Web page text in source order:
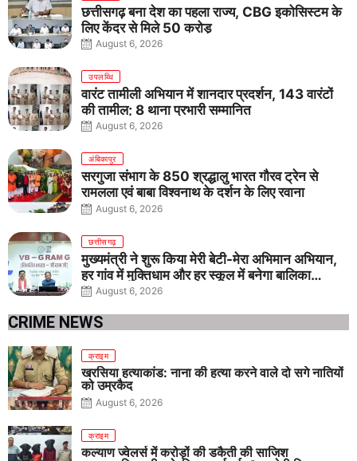
छत्तीसगढ़ बना देश का पहला राज्य, CBG इकोसिस्टम के
लिए केंद्र से मिले 50 करोड़
August 6, 2026
उपलब्धि
वारंट तामीली अभियान में शानदार प्रदर्शन, 143 वारंटों
की तामील; 8 थाना प्रभारी सम्मानित
August 6, 2026
अंबिकापुर
सरगुजा संभाग के 850 श्रद्धालु भारत गौरव ट्रेन से
रामलला एवं बाबा विश्वनाथ के दर्शन के लिए रवाना
August 6, 2026
छत्तीसगढ़
मुख्यमंत्री ने शुरू किया मेरी बेटी-मेरा अभिमान अभियान,
हर गांव में मुक्तिधाम और हर स्कूल में बनेगा बालिका
शौचालय
August 6, 2026
CRIME NEWS
क्राइम
खरसिया हत्याकांड: नाना की हत्या करने वाले दो सगे नातियों
को उम्रकैद
August 6, 2026
क्राइम
कल्याण ज्वेलर्स में करोड़ों की डकैती की साजिश